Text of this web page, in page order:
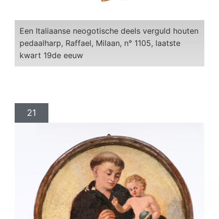
Een Italiaanse neogotische deels verguld houten
pedaalharp, Raffael, Milaan, n° 1105, laatste
kwart 19de eeuw
21